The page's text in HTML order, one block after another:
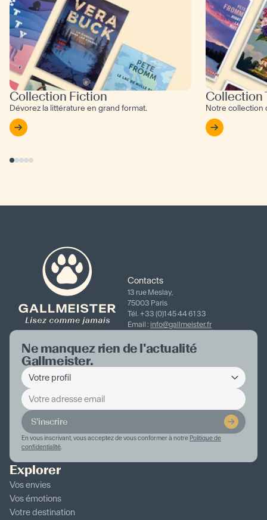
Collection Fiction
Dévorez la littérature en grand format.
Collection
Notre collection
Contacts
13 rue Meslay,
75003 Paris
Tél. +33 (0)1 45 44 61 33
Email : info@gallmeister.fr
Ne manquez rien de l'actualité
Gallmeister.
S'inscrire
En vous inscrivant, vous acceptez de vous conformer à notre Politique de
confidentialité.
Explorer
Vos envies
Vos émotions
Votre destination